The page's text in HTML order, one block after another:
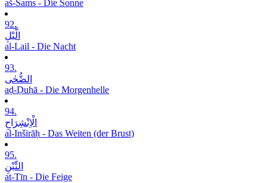
aš-Šams - Die Sonne
92.
الَّیْلِ
al-Lail - Die Nacht
93.
الضُّحٰی
aḍ-Ḍuḥā - Die Morgenhelle
94.
الْاِنْشِرَاحِ
al-Inširāḥ - Das Weiten (der Brust)
95.
التِّیْنِ
at-Tīn - Die Feige